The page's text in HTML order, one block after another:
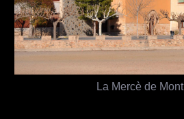
La Mercè de